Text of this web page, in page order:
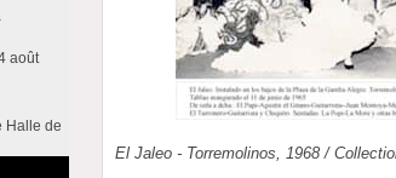
El Jaleo - Torremolinos, 1968 /
août
Halle de